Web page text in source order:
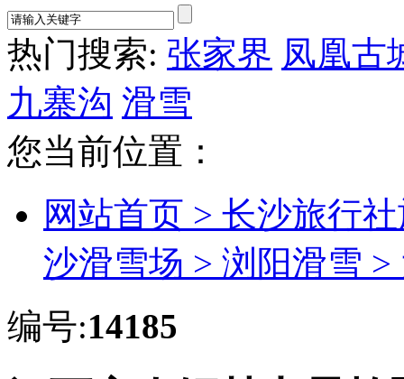
热门搜索: 张家界 凤凰古
九寨沟 滑雪
您当前位置：
网站首页 > 长沙旅行
沙滑雪场 > 浏阳滑雪 >
编号:14185